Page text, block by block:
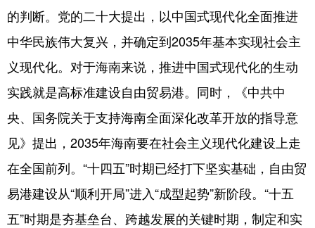
的判断。党的二十大提出，以中国式现代化全面推进
中华民族伟大复兴，并确定到2035年基本实现社会主
义现代化。对于海南来说，推进中国式现代化的生动
实践就是高标准建设自由贸易港。同时，《中共中
央、国务院关于支持海南全面深化改革开放的指导意
见》提出，2035年海南要在社会主义现代化建设上走
在全国前列。“十四五”时期已经打下坚实基础，自由贸
易港建设从“顺利开局”进入“成型起势”新阶段。“十五
五”时期是夯基垒台、跨越发展的关键时期，制定和实